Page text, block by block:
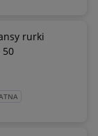
rurki